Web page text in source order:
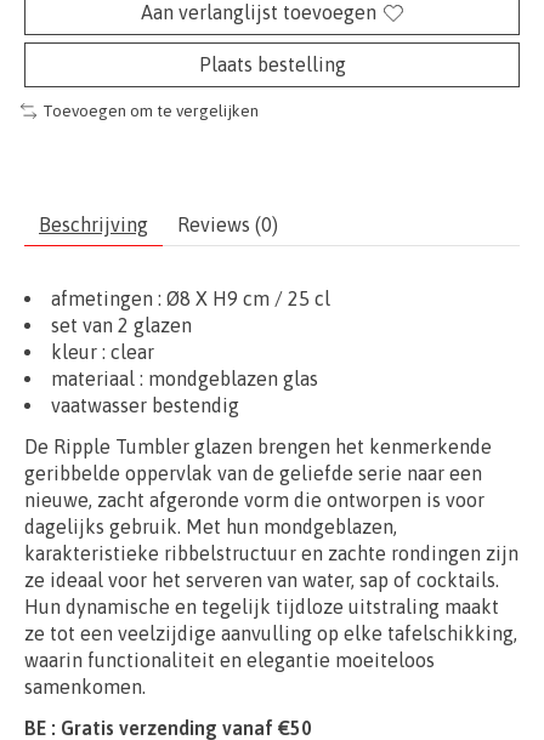
Aan verlanglijst toevoegen
Plaats bestelling
Toevoegen om te vergelijken
Beschrijving Reviews (0)
afmetingen : Ø8 X H9 cm / 25 cl
set van 2 glazen
kleur : clear
materiaal : mondgeblazen glas
vaatwasser bestendig
De Ripple Tumbler glazen brengen het kenmerkende
geribbelde oppervlak van de geliefde serie naar een
nieuwe, zacht afgeronde vorm die ontworpen is voor
dagelijks gebruik. Met hun mondgeblazen,
karakteristieke ribbelstructuur en zachte rondingen zijn
ze ideaal voor het serveren van water, sap of cocktails.
Hun dynamische en tegelijk tijdloze uitstraling maakt
ze tot een veelzijdige aanvulling op elke tafelschikking,
waarin functionaliteit en elegantie moeiteloos
samenkomen.
BE : Gratis verzending vanaf €50